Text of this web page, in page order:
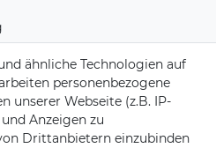
ähnliche Technologien auf
personenbezogene
unserer Webseite (z.B. IP-
Anzeigen zu
Drittanbietern einzubinden